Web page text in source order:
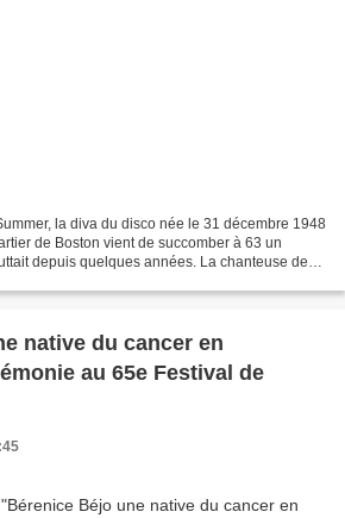
la diva du disco née le 31 décembre 1948
de Boston vient de succomber à 63 un
depuis quelques années. La chanteuse de
native du cancer en
au 65e Festival de